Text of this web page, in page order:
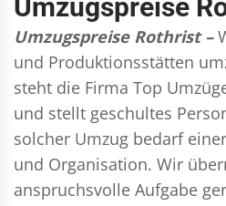
Umzugspreise
Umzugspreise Rothrist –
und Produktionsstätten
steht die Firma Top
und stellt geschultes
solcher Umzug bedarf
und Organisation. Wir
anspruchsvolle Aufgabe